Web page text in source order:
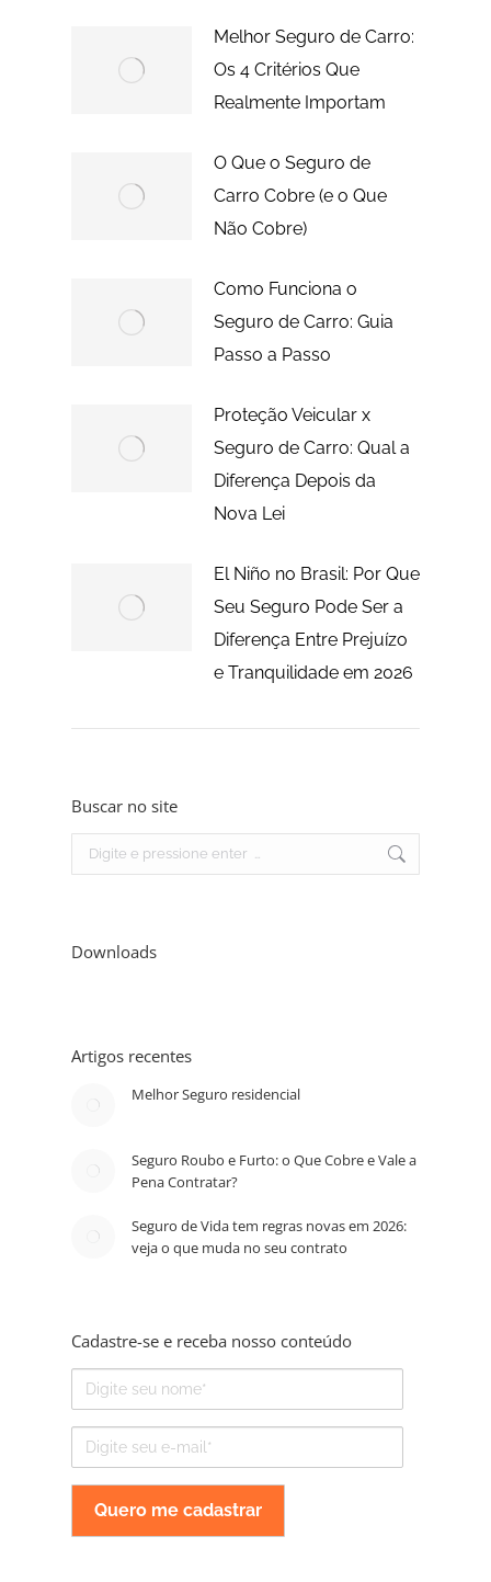
Melhor Seguro de Carro:
Os 4 Critérios Que
Realmente Importam
O Que o Seguro de
Carro Cobre (e o Que
Não Cobre)
Como Funciona o
Seguro de Carro: Guia
Passo a Passo
Proteção Veicular x
Seguro de Carro: Qual a
Diferença Depois da
Nova Lei
El Niño no Brasil: Por Que
Seu Seguro Pode Ser a
Diferença Entre Prejuízo
e Tranquilidade em 2026
Buscar no site
Search:
Downloads
Artigos recentes
Melhor Seguro residencial
Seguro Roubo e Furto: o Que Cobre e Vale a
Pena Contratar?
Seguro de Vida tem regras novas em 2026:
veja o que muda no seu contrato
Cadastre-se e receba nosso conteúdo
Nome
mail